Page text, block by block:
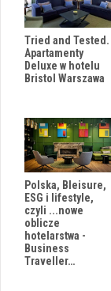
Tried and Tested.
Apartamenty
Deluxe w hotelu
Bristol Warszawa
Polska, Bleisure,
ESG i lifestyle,
czyli ...nowe
oblicze
hotelarstwa -
Business
Traveller…